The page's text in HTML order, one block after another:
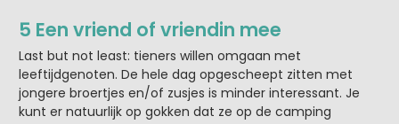
5 Een vriend of vriendin mee
Last but not least: tieners willen omgaan met
leeftijdgenoten. De hele dag opgescheept zitten met
jongere broertjes en/of zusjes is minder interessant. Je
kunt er natuurlijk op gokken dat ze op de camping